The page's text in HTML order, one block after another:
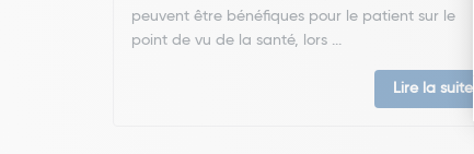
peuvent être bénéfiques pour le patient sur le
point de vu de la santé, lors ...
Lire la suite